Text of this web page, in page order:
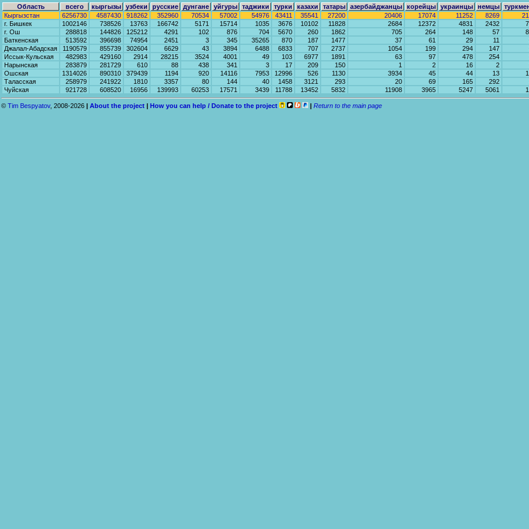
Область всего кыргызы узбеки русские дунгане уйгуры таджики турки казахи татары азербайджанцы корейцы украинцы немцы
Кыргызстан
6256730 4587430 918262 352960 70534 57002 54976 43411 35541 27200 20406 17074 11252 8269
г. Бишкек
1002146 738526 13763 166742 5171 15714 1035 3676 10102 11828 2684 12372 4831 2432
г. Ош
288818 144826 125212 4291 102 876 704 5670 260 1862 705 264 148 57
Баткенская
513592 396698 74954 2451 3 345 35265 870 187 1477 37 61 29 11
Джалал-Абадская
1190579 855739 302604 6629 43 3894 6488 6833 707 2737 1054 199 294 147
Иссык-Кульская
482983 429160 2914 28215 3524 4001 49 103 6977 1891 63 97 478 254
Нарынская
283879 281729 610 88 438 341 3 17 209 150 1 2 16 2
Ошская
1314026 890310 379439 1194 920 14116 7953 12996 526 1130 3934 45 44 13
Таласская
258979 241922 1810 3357 80 144 40 1458 3121 293 20 69 165 292
Чуйская
921728 608520 16956 139993 60253 17571 3439 11788 13452 5832 11908 3965 5247 5061
© Tim Bespyatov, 2008-2026 | About the project | How you can help / Donate to the project | Return to the main page